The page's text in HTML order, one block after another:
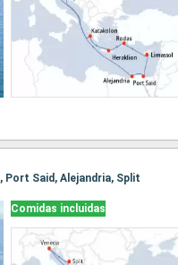
Port Said, Alejandria, Split
Comidas incluidas